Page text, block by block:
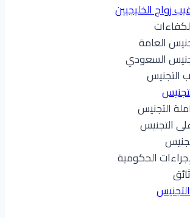
زواج الخليجيين
العامة
السعودي
التجنيس
التجنيس
التجنيس
الحكومية